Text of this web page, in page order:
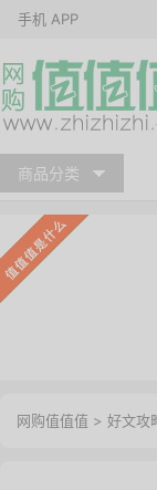
手机 APP
商品分类
网购值值值 > 好文攻